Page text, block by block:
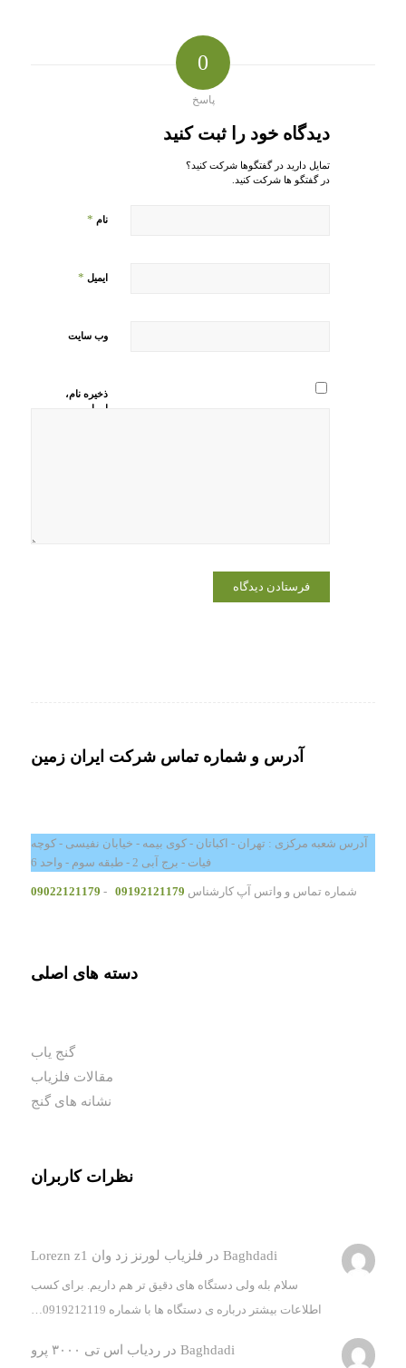
0
پاسخ
دیدگاه خود را ثبت کنید
تمایل دارید در گفتگوها شرکت کنید؟
در گفتگو ها شرکت کنید.
نام *
ایمیل *
وب‌ سایت
ذخیره نام،
ایمیل و
آدرس و شماره تماس شرکت ایران زمین
آدرس شعبه مرکزی : تهران - اکباتان - کوی بیمه - خیابان نفیسی - کوچه
فیات - برج آبی 2 - طبقه سوم - واحد 6
شماره تماس و واتس آپ کارشناس 09192121179
-
09022121179
دسته های اصلی
گنج یاب
مقالات فلزیاب
نشانه های گنج
نظرات کاربران
Baghdadi در فلزیاب لورنز زد وان Lorezn z1
سلام بله ولی دستگاه های دقیق تر هم داریم. برای کسب
اطلاعات بیشتر درباره ی دستگاه ها با شماره 0919212119…
Baghdadi درردیاب اس تی ۳۰۰۰ پرو